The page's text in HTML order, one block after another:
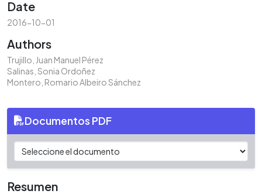
Date
2016-10-01
Authors
Trujillo, Juan Manuel Pérez
Salinas, Sonia Ordoñez
Montero, Romario Albeiro Sánchez
Documentos PDF
Resumen